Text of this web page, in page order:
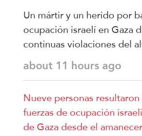
Un mártir y un herido por
ocupación israelí en Gaza
continuas violaciones del
about 11 hours ago
Nueve personas
fuerzas de ocupación
de Gaza desde el